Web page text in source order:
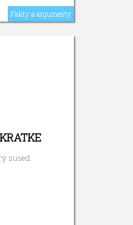
Fakty a argumenty
sused.